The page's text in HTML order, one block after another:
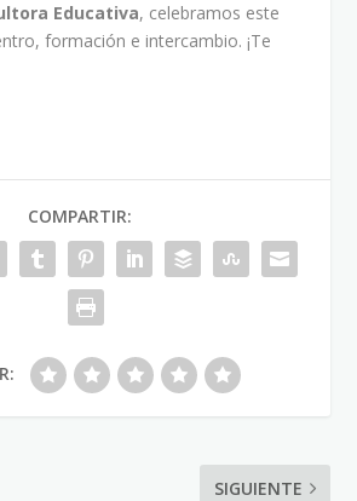
Educativa, celebramos este
formación e intercambio. ¡Te
COMPARTIR:
SIGUIENTE